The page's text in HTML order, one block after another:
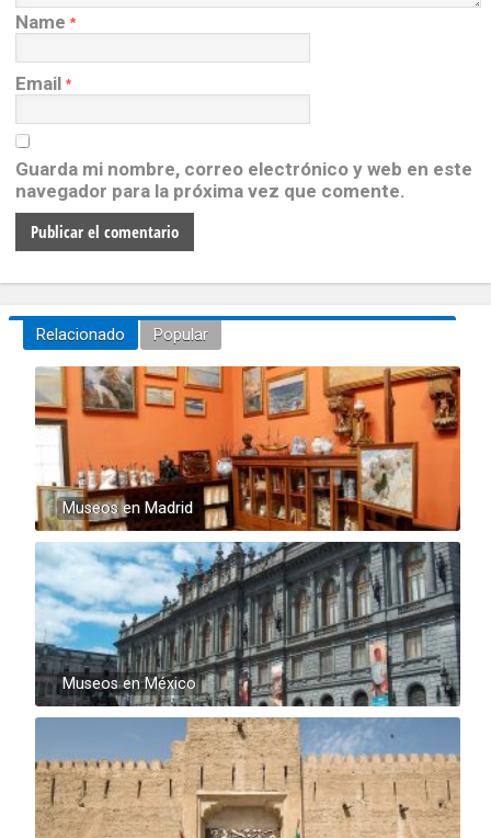
Name *
Email *
Guarda mi nombre, correo electrónico y web en este
navegador para la próxima vez que comente.
Relacionado Popular
Museos en Madrid
Museos en México